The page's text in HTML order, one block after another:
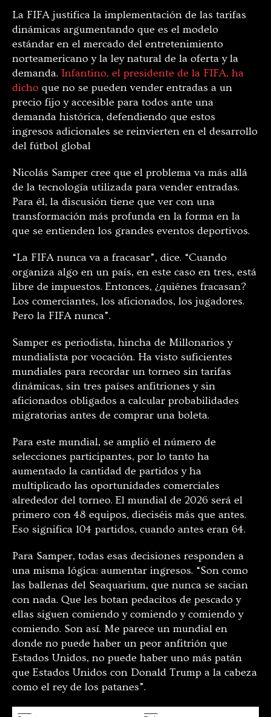
La FIFA justifica la implementación de las tarifas
dinámicas argumentando que es el modelo
estándar en el mercado del entretenimiento
norteamericano y la ley natural de la oferta y la
demanda. Infantino, el presidente de la FIFA, ha
dicho que no se pueden vender entradas a un
precio fijo y accesible para todos ante una
demanda histórica, defendiendo que estos
ingresos adicionales se reinvierten en el desarrollo
del fútbol global
Nicolás Samper cree que el problema va más allá
de la tecnología utilizada para vender entradas.
Para él, la discusión tiene que ver con una
transformación más profunda en la forma en la
que se entienden los grandes eventos deportivos.
“La FIFA nunca va a fracasar”, dice. “Cuando
organiza algo en un país, en este caso en tres, está
libre de impuestos. Entonces, ¿quiénes fracasan?
Los comerciantes, los aficionados, los jugadores.
Pero la FIFA nunca”.
Samper es periodista, hincha de Millonarios y
mundialista por vocación. Ha visto suficientes
mundiales para recordar un torneo sin tarifas
dinámicas, sin tres países anfitriones y sin
aficionados obligados a calcular probabilidades
migratorias antes de comprar una boleta.
Para este mundial, se amplió el número de
selecciones participantes, por lo tanto ha
aumentado la cantidad de partidos y ha
multiplicado las oportunidades comerciales
alrededor del torneo. El mundial de 2026 será el
primero con 48 equipos, dieciséis más que antes.
Eso significa 104 partidos, cuando antes eran 64.
Para Samper, todas esas decisiones responden a
una misma lógica: aumentar ingresos. “Son como
las ballenas del Seaquarium, que nunca se sacian
con nada. Que les botan pedacitos de pescado y
ellas siguen comiendo y comiendo y comiendo y
comiendo. Son así. Me parece un mundial en
donde no puede haber un peor anfitrión que
Estados Unidos, no puede haber uno más patán
que Estados Unidos con Donald Trump a la cabeza
como el rey de los patanes”.